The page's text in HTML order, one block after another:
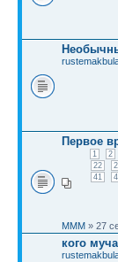
Первое
1 2
22
41
MMM » 27
кого